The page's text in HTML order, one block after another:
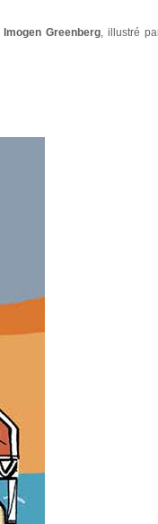
Imogen Greenberg, illustré